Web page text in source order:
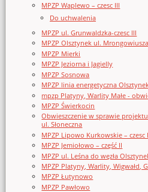
MPZP Waplewo – czesc III
Do uchwalenia
MPZP ul. Grunwaldzka-czesc III
MPZP Olsztynek ul.
MPZP Mierki
MPZP Jeziorna i Jagielly
MPZP Sosnowa
MPZP linia energetyczna
mpzp Platyny, Warlity Małe -
MPZP Świerkocin
Obwieszczenie w sprawie
ul. Słoneczna
MPZP Lipowo Kurkowskie – czesc
MPZP Jemiołowo – część II
MPZP ul. Leśna do węzła
MPZP Platyny, Warlity, Wigwałd,
MPZP Łutynowo
MPZP Pawłowo